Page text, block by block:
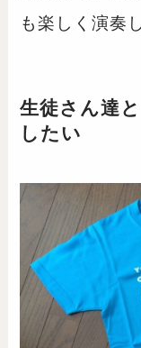
も楽しく演奏
生徒さん達
したい